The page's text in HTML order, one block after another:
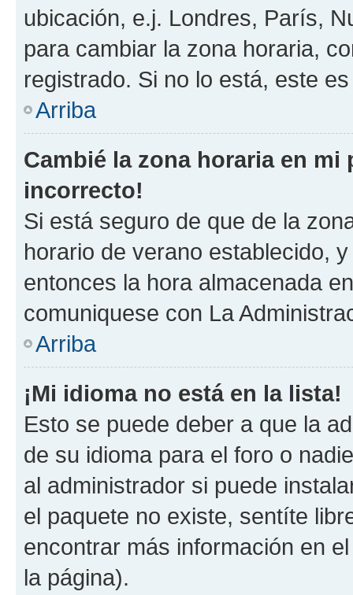
ubicación, e.j. Londres, París,
para cambiar la zona horaria,
registrado. Si no lo está, este
Arriba
Cambié la zona horaria en
incorrecto!
Si está seguro de que de la
horario de verano establecido,
entonces la hora almacenada
comuniquese con La
Arriba
¡Mi idioma no está en la lista!
Esto se puede deber a que la
de su idioma para el foro o
al administrador si puede
el paquete no existe, sentíte
encontrar más información en
la página).